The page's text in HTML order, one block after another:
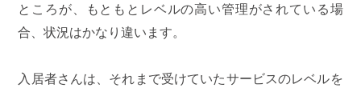
ところが、もともとレベルの高い管理がされている場
合、状況はかなり違います。
入居者さんは、それまで受けていたサービスのレベルを